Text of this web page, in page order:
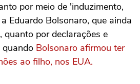
por meio de 'induzimento,
Eduardo Bolsonaro, que ainda
quanto por declarações e
Bolsonaro afirmou ter
ao filho, nos EUA.